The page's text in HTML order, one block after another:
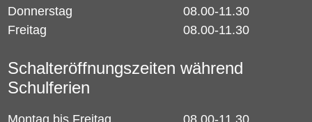
Donnerstag
08.00-11.30
Freitag
08.00-11.30
Schalteröffnungszeiten während
Schulferien
Montag bis Freitag 08.00-11.30